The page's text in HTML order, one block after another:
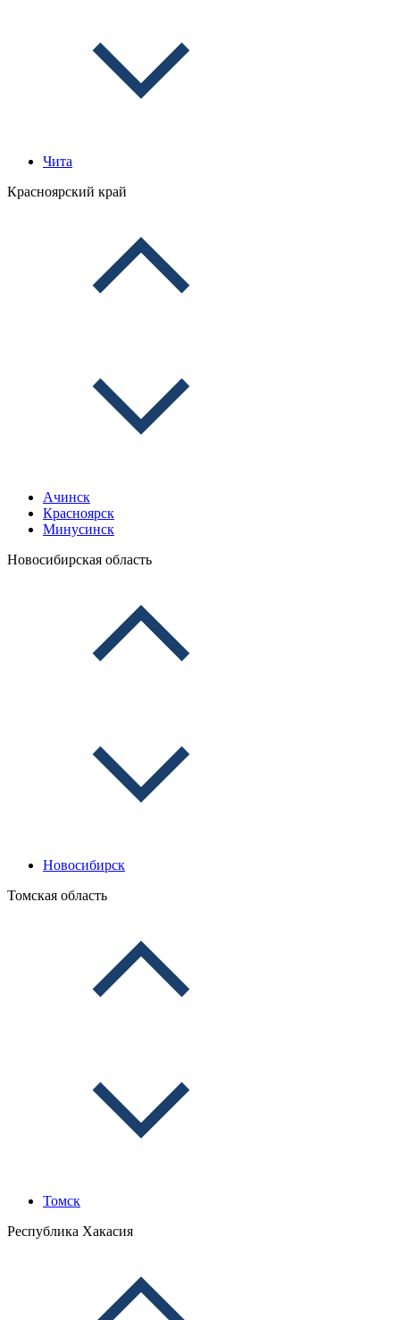
Чита
Красноярский край
Ачинск
Красноярск
Минусинск
Новосибирская область
Новосибирск
Томская область
Томск
Республика Хакасия